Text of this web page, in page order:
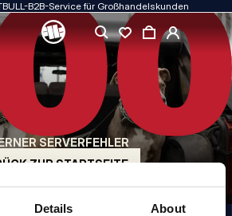
Details About
B2B-Service für Großhandelskunden
SERVERFEHLER
ZUR STARTSEITE
UNS PRIORITÄT
wir mit Leidenschaft. Bei Haltbarkeit, Langlebigkeit der
zum Detail machen wir keine Kompromisse.
zurück ins San Diego der frühen 1990er Jahre. Unser Stil
kompromisslos.
von Sportlern, Kämpfern und unbeirrbaren